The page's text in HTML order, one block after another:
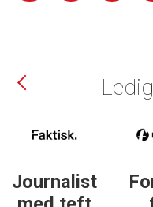
DN søker